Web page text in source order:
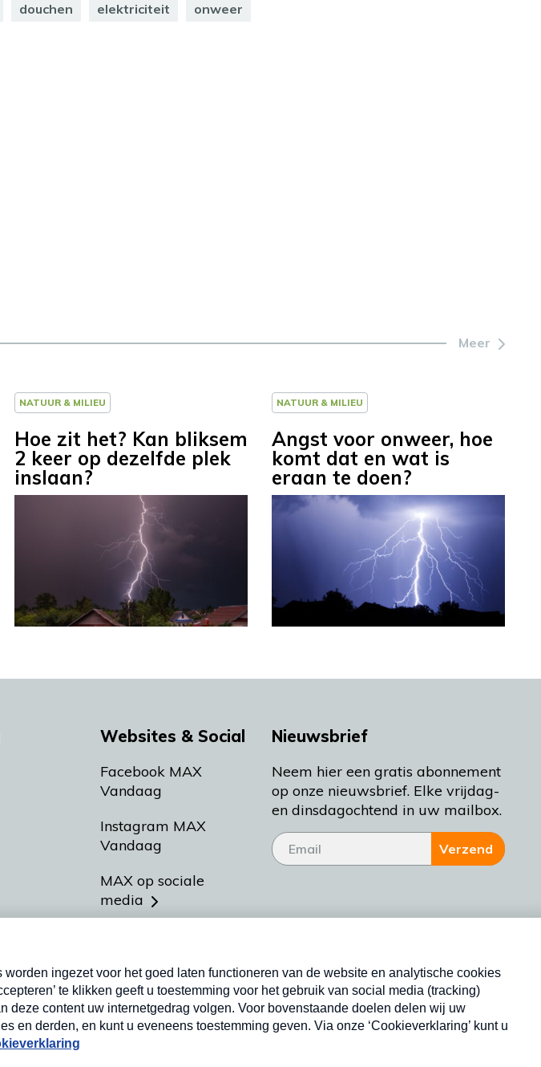
douchen elektriciteit onweer
Meer
NATUUR & MILIEU
Hoe zit het? Kan bliksem
2 keer op dezelfde plek
inslaan?
NATUUR & MILIEU
Angst voor onweer, hoe
komt dat en wat is
eraan te doen?
Websites & Social
Facebook MAX
Vandaag
Instagram MAX
Vandaag
MAX op sociale
media
Meldpunt Actueel
Heel Holland Bakt
Nieuwsbrief
Neem hier een gratis abonnement
op onze nieuwsbrief. Elke vrijdag-
en dinsdagochtend in uw mailbox.
Verzend
Nieuwsbrief
Neem hier een gratis abonnement op onze